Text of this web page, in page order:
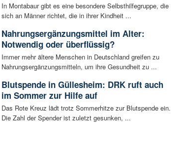
In Montabaur gibt es eine besondere Selbsthilfegruppe, die
sich an Männer richtet, die in ihrer Kindheit ...
Nahrungsergänzungsmittel im Alter:
Notwendig oder überflüssig?
Immer mehr ältere Menschen in Deutschland greifen zu
Nahrungsergänzungsmitteln, um ihre Gesundheit zu ...
Blutspende in Güllesheim: DRK ruft auch
im Sommer zur Hilfe auf
Das Rote Kreuz lädt trotz Sommerhitze zur Blutspende ein.
Die Zahl der Spender ist zuletzt gesunken, ...